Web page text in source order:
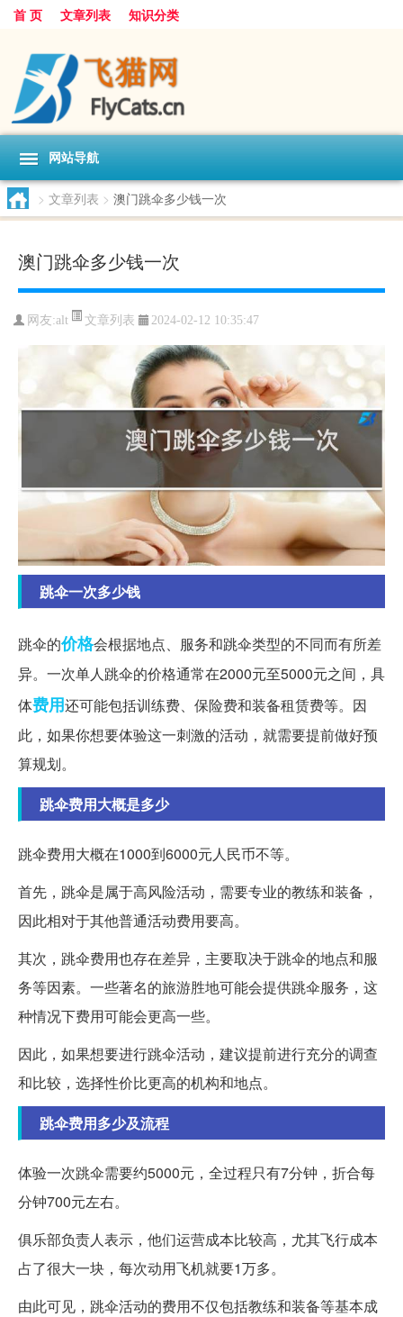
首 页 文章列表 知识分类
网站导航
> 文章列表 > 澳门跳伞多少钱一次
澳门跳伞多少钱一次
网友:alt 文章列表 2024-02-12 10:35:47
跳伞一次多少钱
跳伞的价格会根据地点、服务和跳伞类型的不同而有所差
异。一次单人跳伞的价格通常在2000元至5000元之间，具
体费用还可能包括训练费、保险费和装备租赁费等。因
此，如果你想要体验这一刺激的活动，就需要提前做好预
算规划。
跳伞费用大概是多少
跳伞费用大概在1000到6000元人民币不等。
首先，跳伞是属于高风险活动，需要专业的教练和装备，
因此相对于其他普通活动费用要高。
其次，跳伞费用也存在差异，主要取决于跳伞的地点和服
务等因素。一些著名的旅游胜地可能会提供跳伞服务，这
种情况下费用可能会更高一些。
因此，如果想要进行跳伞活动，建议提前进行充分的调查
和比较，选择性价比更高的机构和地点。
跳伞费用多少及流程
体验一次跳伞需要约5000元，全过程只有7分钟，折合每
分钟700元左右。
俱乐部负责人表示，他们运营成本比较高，尤其飞行成本
占了很大一块，每次动用飞机就要1万多。
由此可见，跳伞活动的费用不仅包括教练和装备等基本成